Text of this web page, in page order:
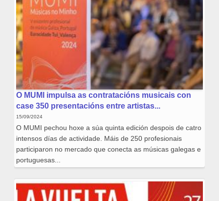
O MUMI impulsa as contratacións musicais con
case 350 presentacións entre artistas...
15/09/2024
O MUMI pechou hoxe a súa quinta edición despois de catro
intensos días de actividade. Máis de 250 profesionais
participaron no mercado que conecta as músicas galegas e
portuguesas...